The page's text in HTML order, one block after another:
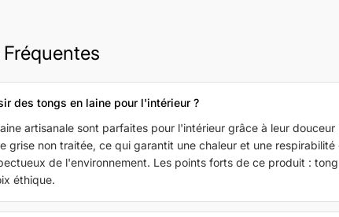
des tongs en laine pour l'intérieur ?
artisanale sont parfaites pour l'intérieur grâce à leur
grise non traitée, ce qui garantit une chaleur et une
de l'environnement. Les points forts de ce produit :
éthique.